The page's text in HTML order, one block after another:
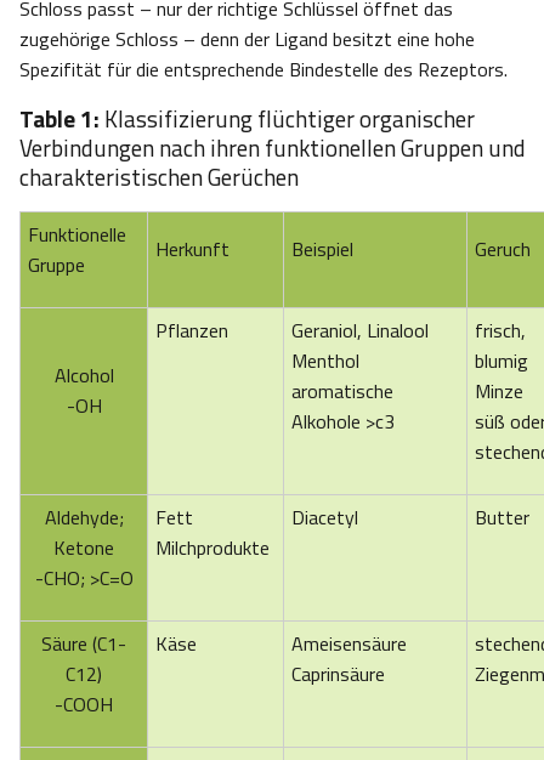
Schloss passt – nur der richtige Schlüssel öffnet das
zugehörige Schloss – denn der Ligand besitzt eine hohe
Spezifität für die entsprechende Bindestelle des Rezeptors.
Funktionelle
Gruppe
Herkunft Beispiel Geruch
Table 1: Klassifizierung flüchtiger organischer
Verbindungen nach ihren funktionellen Gruppen und
charakteristischen Gerüchen
Alcohol
-OH
Pflanzen
Geraniol, Linalool
Menthol
aromatische
Alkohole >c3
frisch,
blumig
Minze
süß
Aldehyde;
Ketone
-CHO; >C=O
Fett
Milchprodukte
Diacetyl Butter
Säure (C1-
C12)
-COOH
Käse
Ameisensäure
Caprinsäure